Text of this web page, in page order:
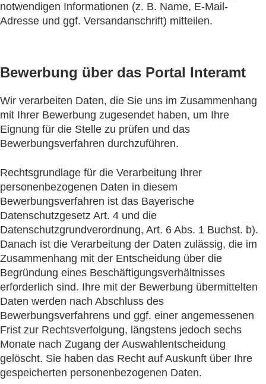
notwendigen Informationen (z. B. Name, E-Mail-
Adresse und ggf. Versandanschrift) mitteilen.
Bewerbung über das Portal Interamt
Wir verarbeiten Daten, die Sie uns im Zusammenhang
mit Ihrer Bewerbung zugesendet haben, um Ihre
Eignung für die Stelle zu prüfen und das
Bewerbungsverfahren durchzuführen.
Rechtsgrundlage für die Verarbeitung Ihrer
personenbezogenen Daten in diesem
Bewerbungsverfahren ist das Bayerische
Datenschutzgesetz Art. 4 und die
Datenschutzgrundverordnung, Art. 6 Abs. 1 Buchst. b).
Danach ist die Verarbeitung der Daten zulässig, die im
Zusammenhang mit der Entscheidung über die
Begründung eines Beschäftigungsverhältnisses
erforderlich sind. Ihre mit der Bewerbung übermittelten
Daten werden nach Abschluss des
Bewerbungsverfahrens und ggf. einer angemessenen
Frist zur Rechtsverfolgung, längstens jedoch sechs
Monate nach Zugang der Auswahlentscheidung
gelöscht. Sie haben das Recht auf Auskunft über Ihre
gespeicherten personenbezogenen Daten.